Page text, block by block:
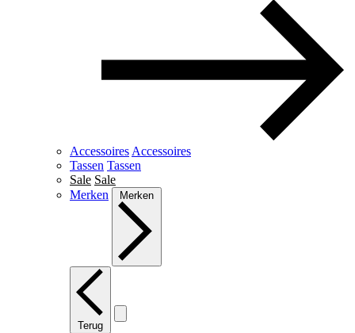
Accessoires Accessoires
Tassen Tassen
Sale Sale
Merken
Merken
Terug